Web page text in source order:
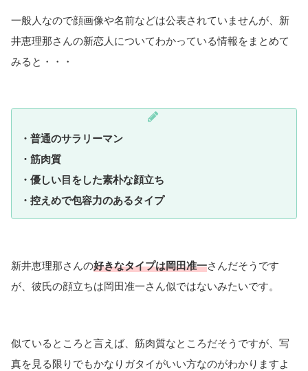
一般人なので顔画像や名前などは公表されていませんが、新
井恵理那さんの新恋人についてわかっている情報をまとめて
みると・・・
・普通のサラリーマン
・筋肉質
・優しい目をした素朴な顔立ち
・控えめで包容力のあるタイプ
新井恵理那さんの好きなタイプは岡田准一さんだそうです
が、彼氏の顔立ちは岡田准一さん似ではないみたいです。
似ているところと言えば、筋肉質なところだそうですが、写
真を見る限りでもかなりガタイがいい方なのがわかりますよ